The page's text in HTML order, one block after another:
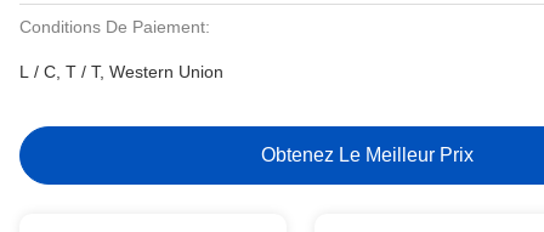
Conditions De Paiement:
L / C, T / T, Western Union
Obtenez Le Meilleur Prix